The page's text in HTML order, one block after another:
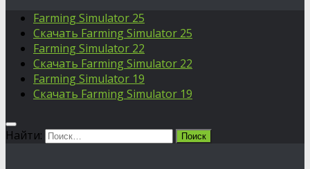
Farming Simulator 25
Скачать Farming Simulator 25
Farming Simulator 22
Скачать Farming Simulator 22
Farming Simulator 19
Скачать Farming Simulator 19
Найти: